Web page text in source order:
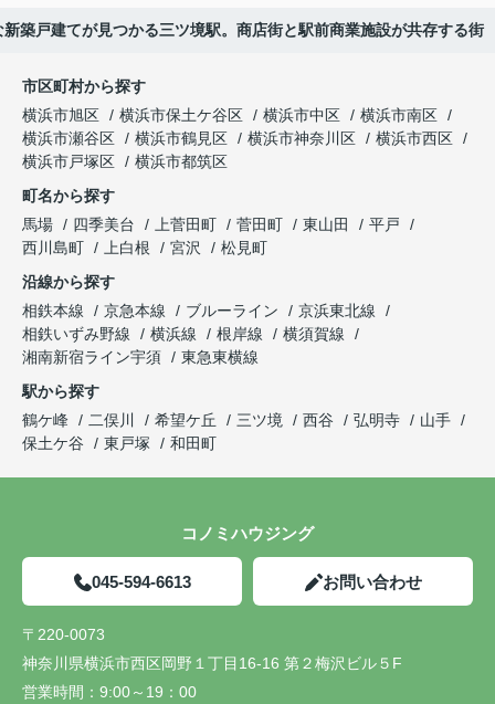
築戸建てが見つかる三ツ境駅。商店街と駅前商業施設が共存する街
市区町村から探す
横浜市旭区
横浜市保土ケ谷区 横浜市中区
横浜市南区
横浜市瀬谷区
横浜市鶴見区 横浜市神奈川区
横浜市西区
横浜市戸塚区
横浜市都筑区
町名から探す
馬場
四季美台 上菅田町 菅田町 東山田
平戸
西川島町
上白根 宮沢
松見町
沿線から探す
相鉄本線
京急本線 ブルーライン
京浜東北線
相鉄いずみ野線
横浜線 根岸線
横須賀線
湘南新宿ライン宇須
東急東横線
駅から探す
鶴ケ峰
二俣川 希望ケ丘 三ツ境 西谷 弘明寺
山手
保土ケ谷
東戸塚 和田町
コノミハウジング
045-594-6613 お問い合わせ
〒220-0073
神奈川県横浜市西区岡野１丁目16-16 第２梅沢ビル５F
営業時間： 9:00～19：00